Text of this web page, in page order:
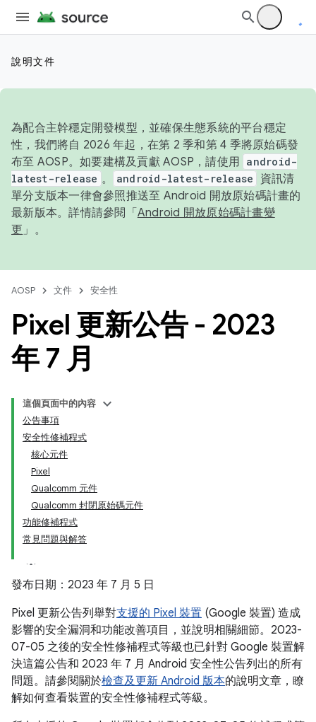
說明文件
為配合主幹穩定開發模型，並確保生態系統的平台穩定
性，我們將自 2026 年起，在第 2 季和第 4 季將原始碼發
布至 AOSP。如要建構及貢獻 AOSP，請使用 android-
latest-release 。 android-latest-release
資訊清
單分支版本一律會參照推送至 Android 開放原始碼計畫的
最新版本。詳情請參閱「 Android 開放原始碼計畫變
更 」。
AOSP 文件 安全性
Pixel 更新公告 - 2023
年 7 月
這個頁面中的內容
公告事項
安全性修補程式
核心元件
Pixel
Qualcomm 元件
Qualcomm 封閉原始碼元件
功能修補程式
常見問題與解答
發布日期：2023 年 7 月 5 日
Pixel 更新公告列舉對支援的 Pixel 裝置 (Google 裝置) 造成
影響的安全漏洞和功能改善項目，並說明相關細節。2023-
07-05 之後的安全性修補程式等級也已針對 Google 裝置解
決這篇公告和 2023 年 7 月 Android 安全性公告列出的所有
問題。請參閱關於檢查及更新 Android 版本的說明文章，瞭
解如何查看裝置的安全性修補程式等級。